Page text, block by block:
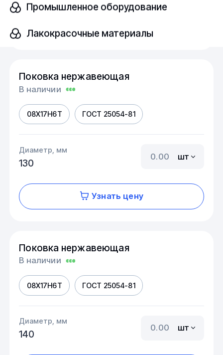
Промышленное оборудование
Лакокрасочные материалы
Поковка нержавеющая
В наличии
08Х17Н6Т ГОСТ 25054-81
Диаметр, мм
130
шт
Узнать цену
Поковка нержавеющая
В наличии
08Х17Н6Т ГОСТ 25054-81
Диаметр, мм
140
шт